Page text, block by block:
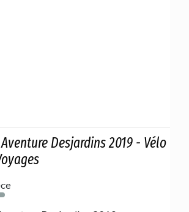
Desjardins 2019 - Vélo